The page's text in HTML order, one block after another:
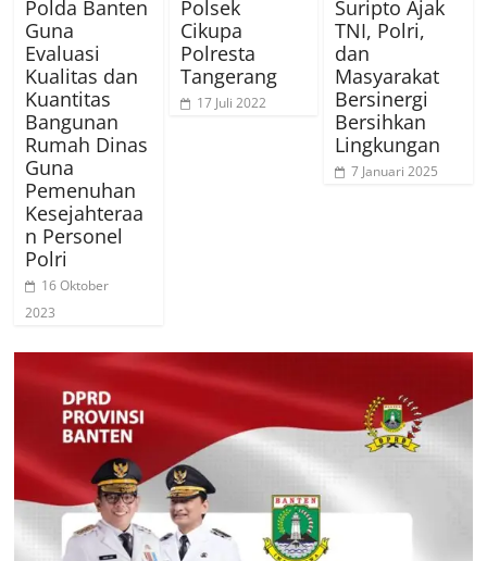
Polda Banten
Guna
Evaluasi
Kualitas dan
Kuantitas
Bangunan
Rumah Dinas
Guna
Pemenuhan
Kesejahteraa
n Personel
Polri
16 Oktober
2023
Polsek
Cikupa
Polresta
Tangerang
17 Juli 2022
Suripto Ajak
TNI, Polri,
dan
Masyarakat
Bersinergi
Bersihkan
Lingkungan
7 Januari 2025